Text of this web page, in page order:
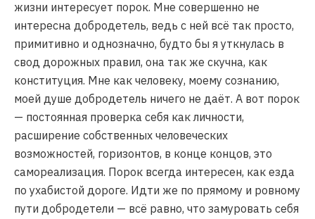
жизни интересует порок. Мне совершенно не
интересна добродетель, ведь с ней всё так просто,
примитивно и однозначно, будто бы я уткнулась в
свод дорожных правил, она так же скучна, как
конституция. Мне как человеку, моему сознанию,
моей душе добродетель ничего не даёт. А вот порок
— постоянная проверка себя как личности,
расширение собственных человеческих
возможностей, горизонтов, в конце концов, это
самореализация. Порок всегда интересен, как езда
по ухабистой дороге. Идти же по прямому и ровному
пути добродетели — всё равно, что замуровать себя